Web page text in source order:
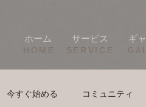
ホーム サービス ギ
HOME SERVICE
今すぐ始める コミュニティ